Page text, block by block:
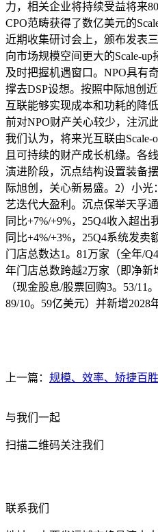
力，相关企业将持续受益将来
CPO范畴获得了数亿美元的
近期收集研讨会上，颁布发表
向市场规模空间更大的Scale-
及时把握机遇窗口。NPO具有
撑去DSP设想。按照中际旭创
互联能够实现成本和功耗的降
前对NPO财产关心较少，注沉
我们认为，将来光互联由
且可持续的财产成长机缘。各
演进阶段，沉点结构设置装备
际旭创，关心新易盛。2）小
艺迭代大盈利。沉点保举天孚
同比+7%/+9%，25Q4收入超
同比+4%/+3%，25Q4系统发
门店总数达1。81万家（全年/
年门店总数跨越2万家（即净
（现金股息/股票回购3。53/11
89/10。59亿美元）并新增2028
上一篇： 规模、效率、矫捷百
与我们一起
扫描二维码关注我们
联系我们